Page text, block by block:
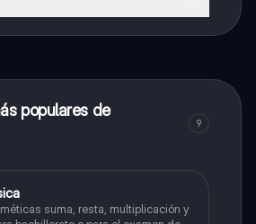
populares de
9
suma, resta, multiplicación y